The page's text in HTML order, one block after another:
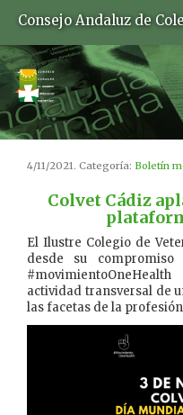
Consejo Andaluz de
4/11/2021. Categoría: Boletín
Colvet Cádiz
El Ilustre Colegio de
desde su
actividad transversal de
las facetas de la